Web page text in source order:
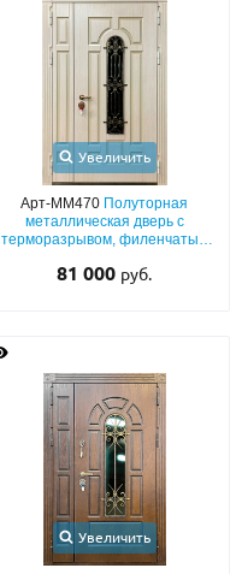
Увеличить
Арт-ММ470 Полуторная
металлическая дверь с
терморазрывом, филенчатым
стеклом
81 000 руб.
Увеличить